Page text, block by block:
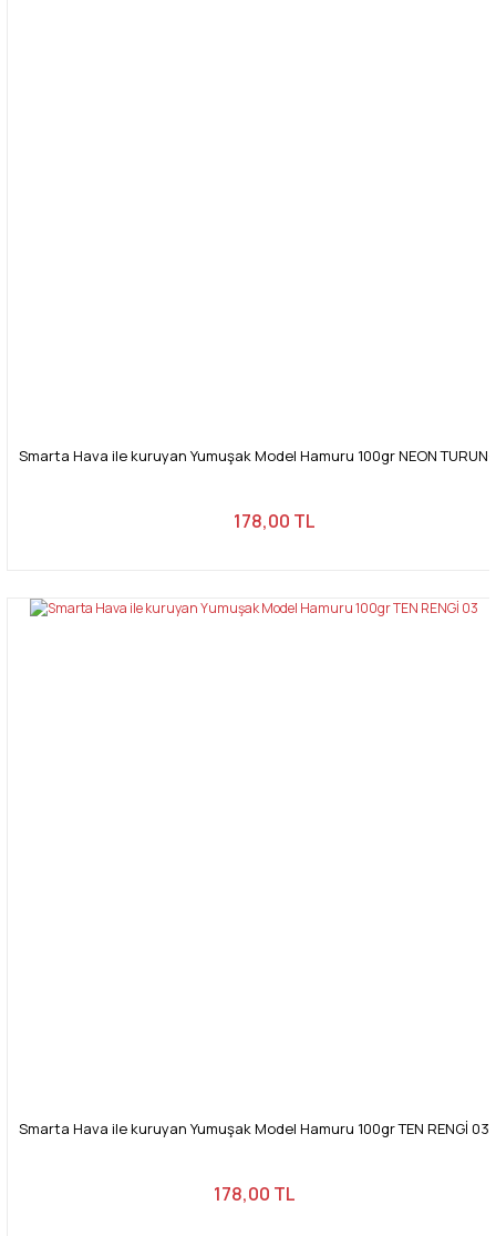
Smarta Hava ile kuruyan Yumuşak Model Hamuru 100gr NEON
178,00 TL
Smarta Hava ile kuruyan Yumuşak Model Hamuru 100gr TEN RENGİ 03
178,00 TL